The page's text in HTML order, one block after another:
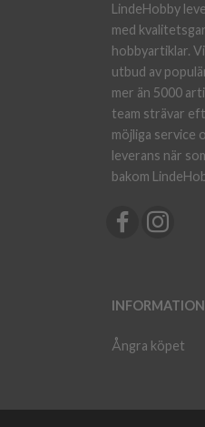
LindeHobby
med
hobbyartiklar.
utbud av
mer än 5000
team strävar
möjliga service
leverans när
bakom
INFORMATION
Ångra köpet